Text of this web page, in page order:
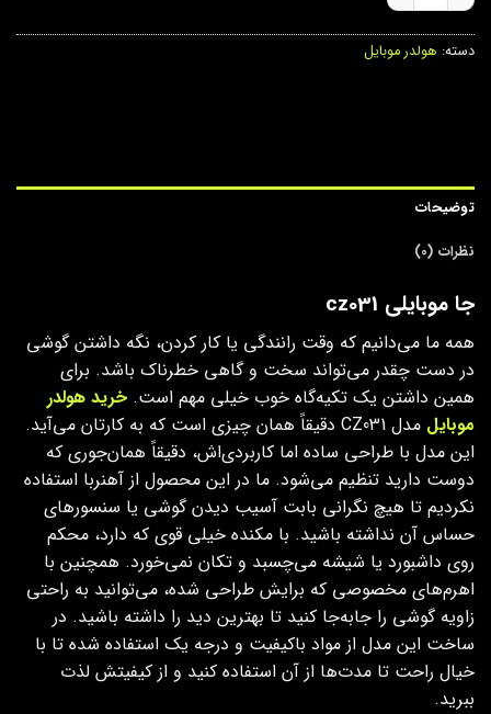
دسته: هولدر موبایل
توضیحات
نظرات (0)
جا موبایلی cz031
همه ما می‌دانیم که وقت رانندگی یا کار کردن، نگه داشتن گوشی
در دست چقدر می‌تواند سخت و گاهی خطرناک باشد. برای
همین داشتن یک تکیه‌گاه خوب خیلی مهم است. خرید هولدر
موبایل
مدل CZ031 دقیقاً همان چیزی است که به کارتان می‌آید.
این مدل با طراحی ساده اما کاربردی‌اش، دقیقاً همان‌جوری که
دوست دارید تنظیم می‌شود. ما در این محصول از آهنربا استفاده
نکردیم تا هیچ نگرانی بابت آسیب دیدن گوشی یا سنسورهای
حساس آن نداشته باشید. با مکنده خیلی قوی که دارد، محکم
روی داشبورد یا شیشه می‌چسبد و تکان نمی‌خورد. همچنین با
اهرم‌های مخصوصی که برایش طراحی شده، می‌توانید به راحتی
زاویه گوشی را جابه‌جا کنید تا بهترین دید را داشته باشید. در
ساخت این مدل از مواد باکیفیت و درجه یک استفاده شده تا با
خیال راحت تا مدت‌ها از آن استفاده کنید و از کیفیتش لذت
ببرید.